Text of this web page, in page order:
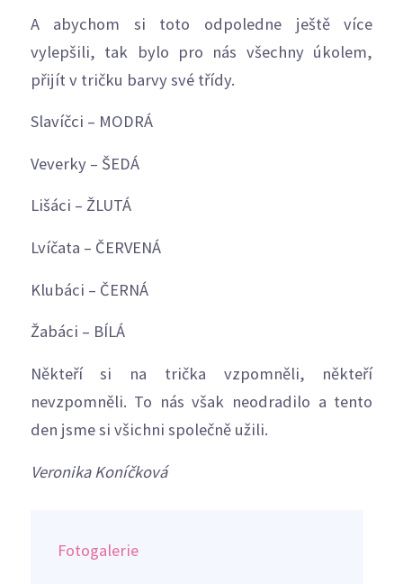
A abychom si toto odpoledne ještě více
vylepšili, tak bylo pro nás všechny úkolem,
přijít v tričku barvy své třídy.
Slavíčci – MODRÁ
Veverky – ŠEDÁ
Lišáci – ŽLUTÁ
Lvíčata – ČERVENÁ
Klubáci – ČERNÁ
Žabáci – BÍLÁ
Někteří si na trička vzpomněli, někteří
nevzpomněli. To nás však neodradilo a tento
den jsme si všichni společně užili.
Veronika Koníčková
Fotogalerie